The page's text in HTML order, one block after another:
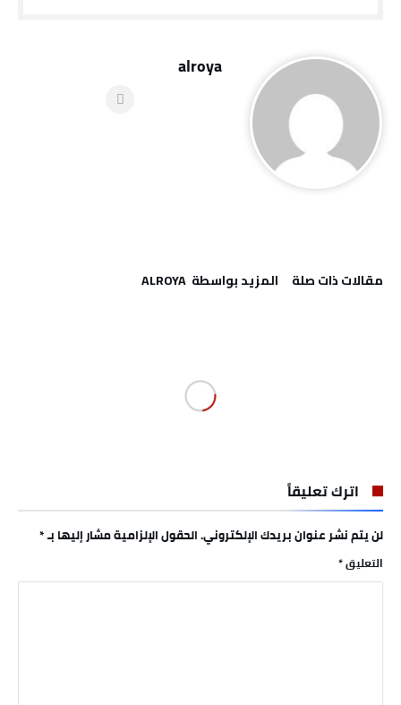
alroya
‫مقالات ذات صلة‬ ‫‫المزيد بواسطة‬ ‬ ALROYA
اترك تعليقاً
لن يتم نشر عنوان بريدك الإلكتروني.الحقول الإلزامية مشار إليها بـ*
التعليق*